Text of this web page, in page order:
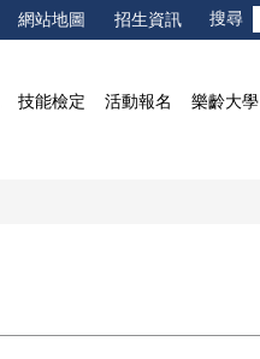
網站地圖 招生資訊
技能檢定 活動報名 樂齡大學